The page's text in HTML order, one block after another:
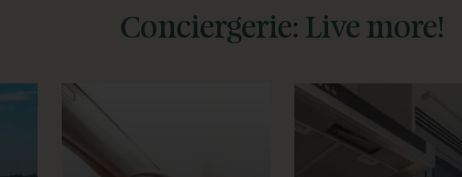
Conciergerie: Live more!